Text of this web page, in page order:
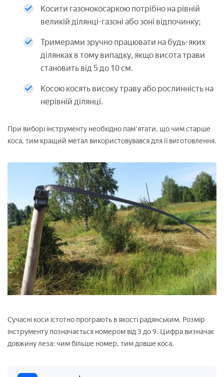
Косити газонокосаркою потрібно на рівній
великій ділянці-газоні або зоні відпочинку;
Тримерами зручно працювати на будь-яких
ділянках в тому випадку, якщо висота трави
становить від 5 до 10 см.
Косою косять високу траву або рослинність на
нерівній ділянці.
При виборі інструменту необхідно пам'ятати, що чим старше
коса, тим кращий метал використовувався для її виготовлення.
Сучасні коси істотно програють в якості радянським. Розмір
інструменту позначається номером від 3 до 9. Цифра визначає
довжину леза: чим більше номер, тим довше коса.